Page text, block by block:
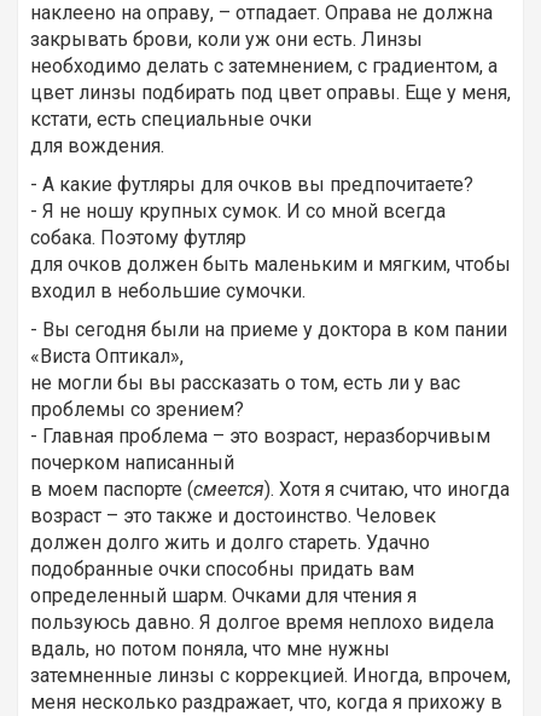
наклеено на оправу, – отпадает. Оправа не должна
закрывать брови, коли уж они есть. Линзы
необходимо делать с затемнением, с градиентом, а
цвет линзы подбирать под цвет оправы. Еще у меня,
кстати, есть специальные очки
для вождения.
- А какие футляры для очков вы предпочитаете?
- Я не ношу крупных сумок. И со мной всегда
собака. Поэтому футляр
для очков должен быть маленьким и мягким, чтобы
входил в небольшие сумочки.
- Вы сегодня были на приеме у доктора в ком пании
«Виста Оптикал»,
не могли бы вы рассказать о том, есть ли у вас
проблемы со зрением?
- Главная проблема – это возраст, неразборчивым
почерком написанный
в моем паспорте (смеется). Хотя я считаю, что иногда
возраст – это также и достоинство. Человек
должен долго жить и долго стареть. Удачно
подобранные очки способны придать вам
определенный шарм. Очками для чтения я
пользуюсь давно. Я долгое время неплохо видела
вдаль, но потом поняла, что мне нужны
затемненные линзы с коррекцией. Иногда, впрочем,
меня несколько раздражает, что, когда я прихожу в